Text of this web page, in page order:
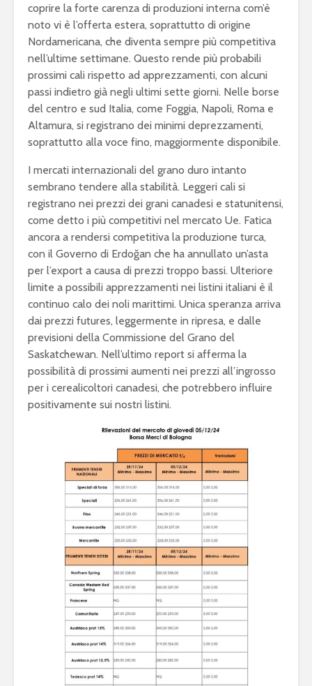
coprire la forte carenza di produzioni interna com’è
noto vi è l’offerta estera, soprattutto di origine
Nordamericana, che diventa sempre più competitiva
nell’ultime settimane. Questo rende più probabili
prossimi cali rispetto ad apprezzamenti, con alcuni
passi indietro già negli ultimi sette giorni. Nelle borse
del centro e sud Italia, come Foggia, Napoli, Roma e
Altamura, si registrano dei minimi deprezzamenti,
soprattutto alla voce fino, maggiormente disponibile.
I mercati internazionali del grano duro intanto
sembrano tendere alla stabilità. Leggeri cali si
registrano nei prezzi dei grani canadesi e statunitensi,
come detto i più competitivi nel mercato Ue. Fatica
ancora a rendersi competitiva la produzione turca,
con il Governo di Erdoğan che ha annullato un’asta
per l’export a causa di prezzi troppo bassi. Ulteriore
limite a possibili apprezzamenti nei listini italiani è il
continuo calo dei noli marittimi. Unica speranza arriva
dai prezzi futures, leggermente in ripresa, e dalle
previsioni della Commissione del Grano del
Saskatchewan. Nell’ultimo report si afferma la
possibilità di prossimi aumenti nei prezzi all’ingrosso
per i cerealicoltori canadesi, che potrebbero influire
positivamente sui nostri listini.